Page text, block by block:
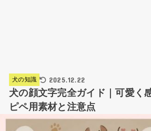
犬の知識 2025.12.22
犬の顔文字完全ガイド｜可愛く
ピペ用素材と注意点